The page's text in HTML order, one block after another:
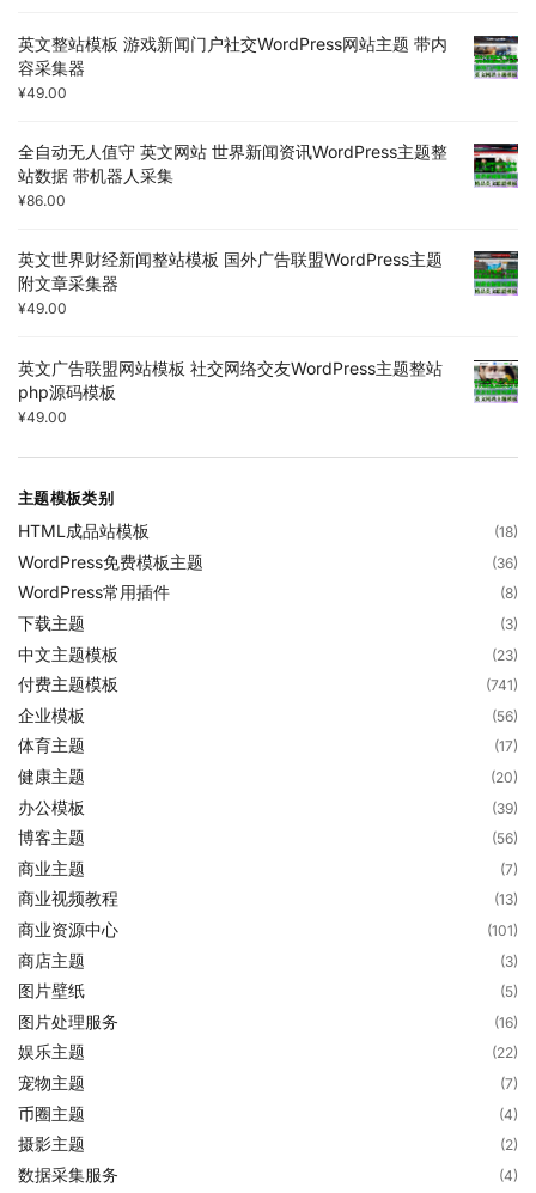
英文整站模板 游戏新闻门户社交WordPress网站主题 带内
容采集器
¥49.00
全自动无人值守 英文网站 世界新闻资讯WordPress主题整
站数据 带机器人采集
¥86.00
英文世界财经新闻整站模板 国外广告联盟WordPress主题
附文章采集器
¥49.00
英文广告联盟网站模板 社交网络交友WordPress主题整站
php源码模板
¥49.00
主题模板类别
HTML成品站模板 (18)
WordPress免费模板主题 (36)
WordPress常用插件 (8)
下载主题 (3)
中文主题模板 (23)
付费主题模板 (741)
企业模板 (56)
体育主题 (17)
健康主题 (20)
办公模板 (39)
博客主题 (56)
商业主题 (7)
商业视频教程 (13)
商业资源中心 (101)
商店主题 (3)
图片壁纸 (5)
图片处理服务 (16)
娱乐主题 (22)
宠物主题 (7)
币圈主题 (4)
摄影主题 (2)
数据采集服务 (4)